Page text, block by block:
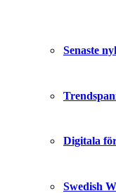
Senaste
Digitala
Swedish